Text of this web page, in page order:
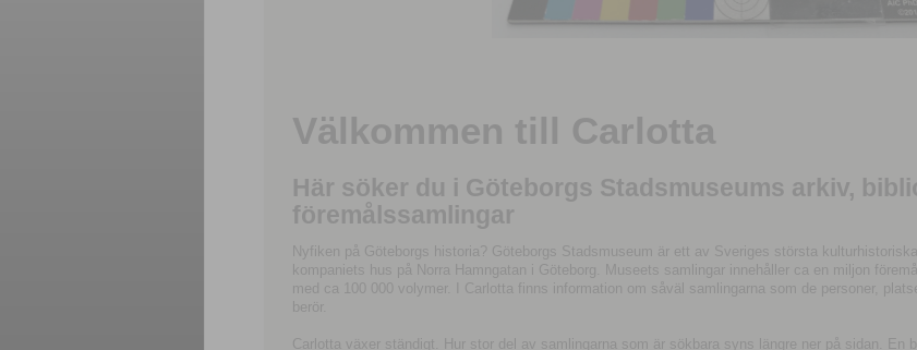
Välkommen till Carlotta
Här söker du i Göteborgs Stadsmuseums arkiv,
föremålssamlingar
Nyfiken på Göteborgs historia? Göteborgs Stadsmuseum är ett av Sveriges största
kompaniets hus på Norra Hamngatan i Göteborg. Museets samlingar innehåller ca en miljon
med ca 100 000 volymer. I Carlotta finns information om såväl samlingarna som de personer,
berör.
Carlotta växer ständigt. Hur stor del av samlingarna som är sökbara syns längre ner på sidan. En